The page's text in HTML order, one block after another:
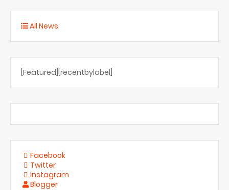
All News
[Featured][recentbylabel]
Facebook
Twitter
Instagram
Blogger